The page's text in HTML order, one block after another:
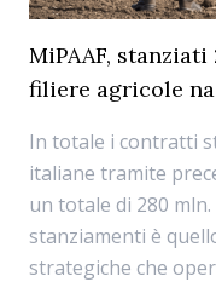
MiPAAF,
filiere agricole
In totale i contratti
italiane tramite
un totale di 280
stanziamenti è
strategiche che